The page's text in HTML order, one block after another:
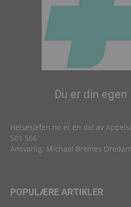
Du er din
Helsesjefen.no er en del av
501 566
Ansvarlig: Michael Breines
POPULÆRE ARTIKLER